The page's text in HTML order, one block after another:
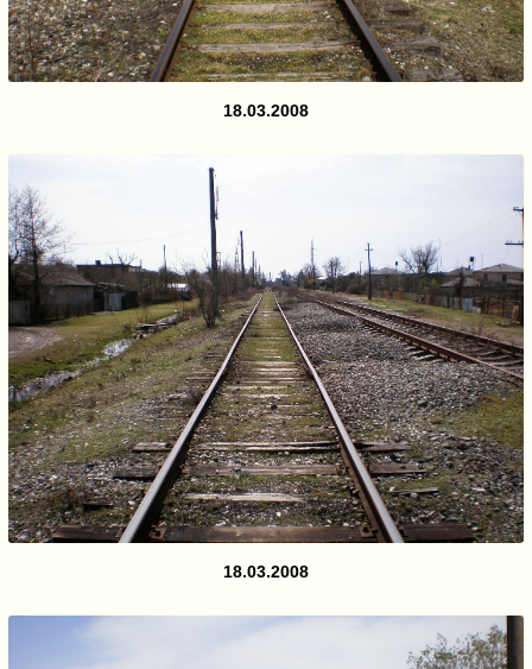
18.03.2008
18.03.2008